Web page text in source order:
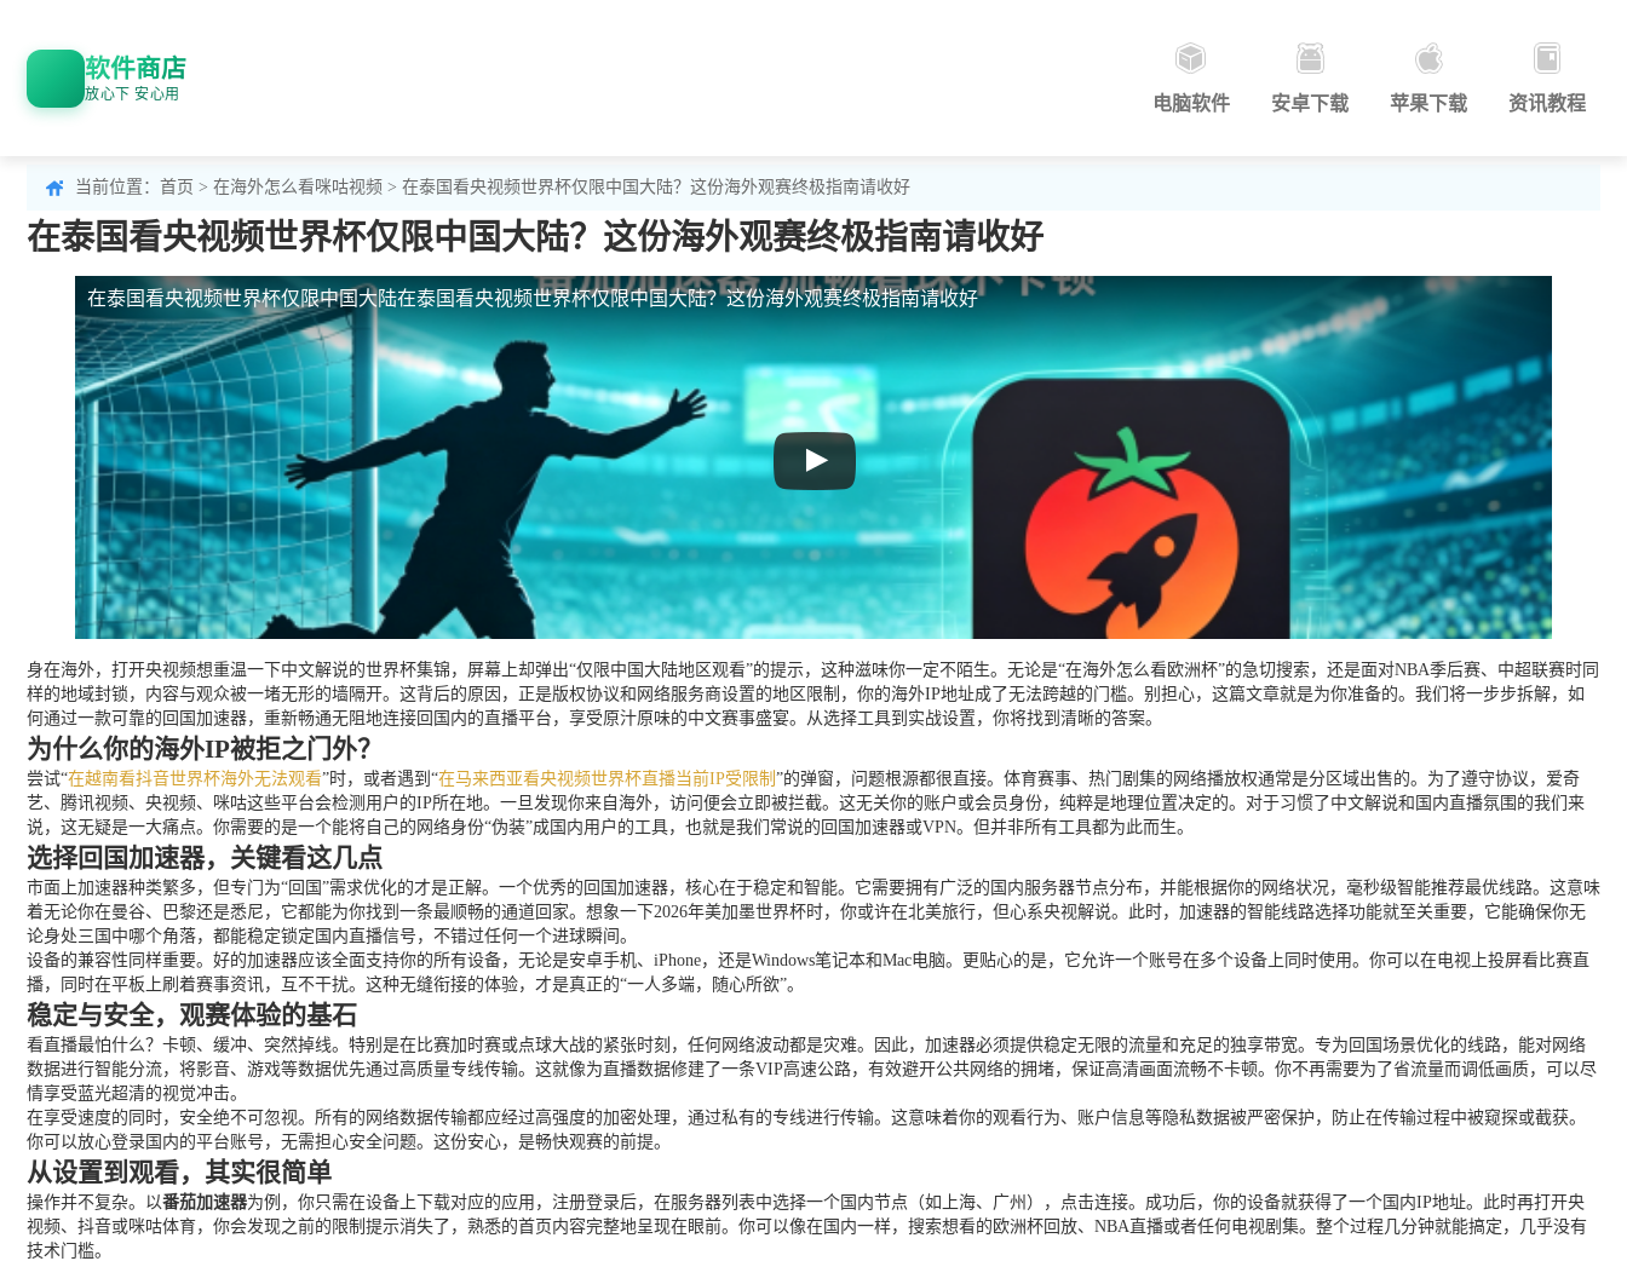
软件商店
放心下 安心用 电脑软件 安卓下载 苹果下载 资讯教程
当前位置： 首页 > 在海外怎么看咪咕视频 > 在泰国看央视频世界杯仅限中国大陆？这份海外观赛终极指南请收好
在泰国看央视频世界杯仅限中国大陆？这份海外观赛终极指南请收好
在泰国看央视频世界杯仅限中国大陆在泰国看央视频世界杯仅限中国大陆？这份海外观赛终极指南请收好
身在海外，打开央视频想重温一下中文解说的世界杯集锦，屏幕上却弹出“仅限中国大陆地区观看”的提示，这种滋味你一定不陌生。无论是“在海外怎么看欧洲杯”的急切搜索，还是面对NBA季后赛、中超联赛时同
样的地域封锁，内容与观众被一堵无形的墙隔开。这背后的原因，正是版权协议和网络服务商设置的地区限制，你的海外IP地址成了无法跨越的门槛。别担心，这篇文章就是为你准备的。我们将一步步拆解，如
何通过一款可靠的回国加速器，重新畅通无阻地连接回国内的直播平台，享受原汁原味的中文赛事盛宴。从选择工具到实战设置，你将找到清晰的答案。
为什么你的海外IP被拒之门外？
尝试“在越南看抖音世界杯海外无法观看”时，或者遇到“在马来西亚看央视频世界杯直播当前IP受限制 ”的弹窗，问题根源都很直接。体育赛事、热门剧集的网络播放权通常是分区域出售的。为了遵守协议，爱奇
艺、腾讯视频、央视频、咪咕这些平台会检测用户的IP所在地。一旦发现你来自海外，访问便会立即被拦截。这无关你的账户或会员身份，纯粹是地理位置决定的。对于习惯了中文解说和国内直播氛围的我们来
说，这无疑是一大痛点。你需要的是一个能将自己的网络身份“伪装”成国内用户的工具，也就是我们常说的回国加速器或VPN。但并非所有工具都为此而生。
选择回国加速器，关键看这几点
市面上加速器种类繁多，但专门为“回国”需求优化的才是正解。一个优秀的回国加速器，核心在于稳定和智能。它需要拥有广泛的国内服务器节点分布，并能根据你的网络状况，毫秒级智能推荐最优线路。这意味
着无论你在曼谷、巴黎还是悉尼，它都能为你找到一条最顺畅的通道回家。想象一下2026年美加墨世界杯时，你或许在北美旅行，但心系央视解说。此时，加速器的智能线路选择功能就至关重要，它能确保你无
论身处三国中哪个角落，都能稳定锁定国内直播信号，不错过任何一个进球瞬间。
设备的兼容性同样重要。好的加速器应该全面支持你的所有设备，无论是安卓手机、iPhone，还是Windows笔记本和Mac电脑。更贴心的是，它允许一个账号在多个设备上同时使用。你可以在电视上投屏看比赛直
播，同时在平板上刷着赛事资讯，互不干扰。这种无缝衔接的体验，才是真正的“一人多端，随心所欲”。
稳定与安全，观赛体验的基石
看直播最怕什么？卡顿、缓冲、突然掉线。特别是在比赛加时赛或点球大战的紧张时刻，任何网络波动都是灾难。因此，加速器必须提供稳定无限的流量和充足的独享带宽。专为回国场景优化的线路，能对网络
数据进行智能分流，将影音、游戏等数据优先通过高质量专线传输。这就像为直播数据修建了一条VIP高速公路，有效避开公共网络的拥堵，保证高清画面流畅不卡顿。你不再需要为了省流量而调低画质，可以尽
情享受蓝光超清的视觉冲击。
在享受速度的同时，安全绝不可忽视。所有的网络数据传输都应经过高强度的加密处理，通过私有的专线进行传输。这意味着你的观看行为、账户信息等隐私数据被严密保护，防止在传输过程中被窥探或截获。
你可以放心登录国内的平台账号，无需担心安全问题。这份安心，是畅快观赛的前提。
从设置到观看，其实很简单
操作并不复杂。以番茄加速器为例，你只需在设备上下载对应的应用，注册登录后，在服务器列表中选择一个国内节点（如上海、广州），点击连接。成功后，你的设备就获得了一个国内IP地址。此时再打开央
视频、抖音或咪咕体育，你会发现之前的限制提示消失了，熟悉的首页内容完整地呈现在眼前。你可以像在国内一样，搜索想看的欧洲杯回放、NBA直播或者任何电视剧集。整个过程几分钟就能搞定，几乎没有
技术门槛。